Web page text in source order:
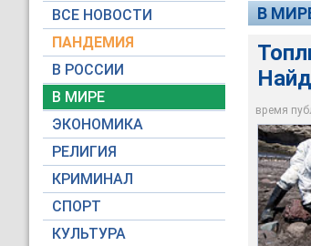
ВСЕ НОВОСТИ
ПАНДЕМИЯ
В РОССИИ
В МИРЕ
ЭКОНОМИКА
РЕЛИГИЯ
КРИМИНАЛ
СПОРТ
КУЛЬТУРА
В
время
На